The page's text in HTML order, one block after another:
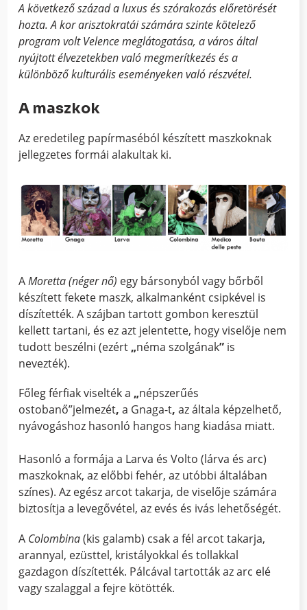
A következő század a luxus és szórakozás előretörését
hozta. A kor arisztokratái számára szinte kötelező
program volt Velence meglátogatása, a város által
nyújtott élvezetekben való megmerítkezés és a
különböző kulturális eseményeken való részvétel.
A maszkok
Az eredetileg papírmaséból készített maszkoknak
jellegzetes formái alakultak ki.
AMoretta (néger nő) egy bársonyból vagy bőrből
készített fekete maszk, alkalmanként csipkével is
díszítették. Aszájban tartott gombon keresztül
kellett tartani, és ez azt jelentette, hogy viselője nem
tudott beszélni (ezért „néma szolgának” is
nevezték).
Főleg férfiak viselték a„népszerűés
ostobanő”jelmezét,a Gnaga-t, az általa képzelhető,
nyávogáshoz hasonló hangos hang kiadása miatt.
Hasonló a formája a Larva és Volto (lárva és arc)
maszkoknak, az előbbi fehér, az utóbbi általában
színes). Az egész arcot takarja, de viselője számára
biztosítja a levegővétel, az evés és ivás lehetőségét.
A Colombina(kis galamb) csak a fél arcot takarja,
arannyal, ezüsttel, kristályokkal és tollakkal
gazdagon díszítették. Pálcával tartották az arc elé
vagy szalaggal a fejre kötötték.